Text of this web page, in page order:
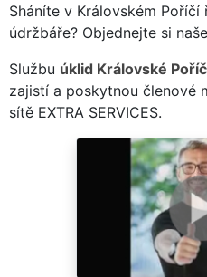
Sháníte v Královském Poříčí
údržbáře? Objednejte si naše
Službu úklid Královské
zajistí a poskytnou členové
sítě EXTRA SERVICES.